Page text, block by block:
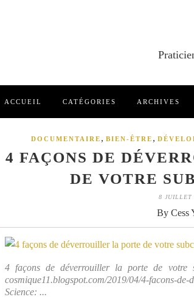
ACCUEIL CATÉGORIES ARCHIVES
DOCUMENTAIRE , BIEN-ÊTRE ,
4 FAÇONS DE
DE VOTRE
8 JUILLET
By Cess
4 façons de déverrouiller la porte de votre
cosmique11.blogspot.com/2019/04/4-facons-
Science: ...